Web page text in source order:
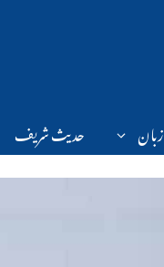
زبان حدیث شریف